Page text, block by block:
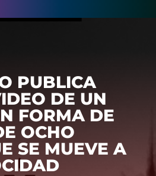
PUBLICA
DE UN
FORMA DE
OCHO
SE MUEVE A